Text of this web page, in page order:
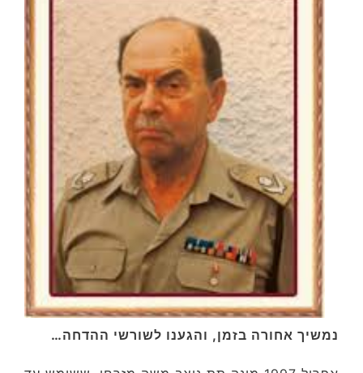
נמשיך אחורה בזמן, והגענו לשורשי ההדחה…